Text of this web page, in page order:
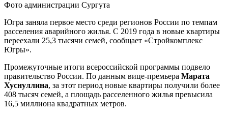
Фото администрации Сургута
Югра заняла первое место среди регионов России по темпам
расселения аварийного жилья. С 2019 года в новые квартиры
переехали 25,3 тысячи семей, сообщает «Стройкомплекс
Югры».
Промежуточные итоги всероссийской программы подвело
правительство России. По данным вице-премьера Марата
Хуснуллина, за этот период новые квартиры получили более
408 тысяч семей, а площадь расселенного жилья превысила
16,5 миллиона квадратных метров.